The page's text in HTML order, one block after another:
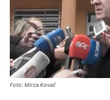
Foto: Mirza Kovač